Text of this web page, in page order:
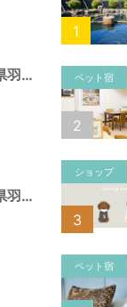
平成パーク（岐阜県羽島市）
蜂尻西公園（岐阜県羽島市）
1
ペット宿
2
ショップ
3
ペット宿